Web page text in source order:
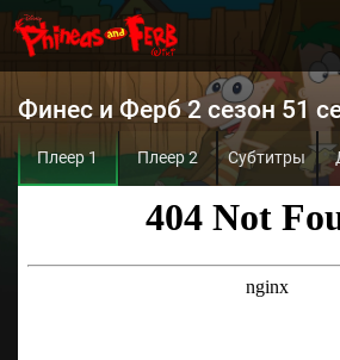
Финес и Ферб 2 сезон 51
Плеер 1 Плеер 2 Субтитры